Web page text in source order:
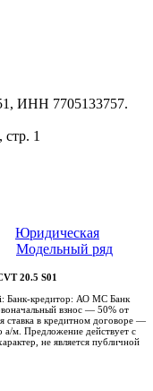
ИНН 7705133757.
1
Юридическая
Модельный ряд
20.5 S01
Банк-кредитор: АО МС Банк
взнос — 50% от
ставка в кредитном договоре —
а/м. Предложение действует с
не является публичной